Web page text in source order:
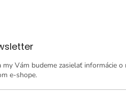
Vám budeme zasielať informácie o
e-shope.